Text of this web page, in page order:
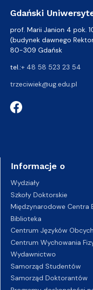
Gdański
prof. Marii Janion 4 pok.
(budynek dawnego
80-309 Gdańsk
tel.:+ 48 58 523 23 54
trzeciwiek@ug.edu.pl
Informacje o
Wydziały
Szkoły Doktorskie
Międzynarodowe Centra
Biblioteka
Centrum Języków Obcych
Centrum Wychowania
Wydawnictwo
Samorząd Studentów
Samorząd Doktorantów